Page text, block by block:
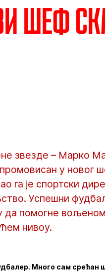
шеф
звезде – Марко
у новог
га је спортски
Успешни
помогне вољеном
нивоу.
Много сам срећан